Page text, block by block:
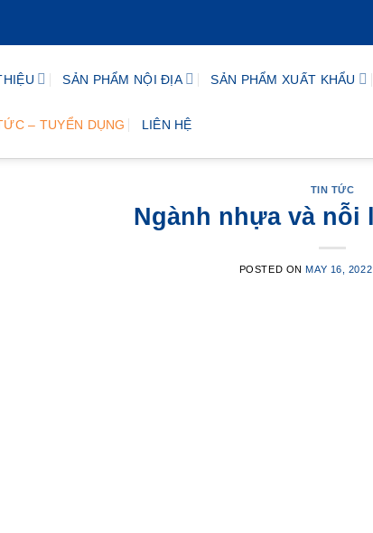
SẢN PHẨM NỘI ĐỊA SẢN PHẨM XUẤT KHẨU
– TUYỂN DỤNG LIÊN HỆ
TIN TỨC
Ngành nhựa và nỗi
POSTED ONMAY 16, 2022